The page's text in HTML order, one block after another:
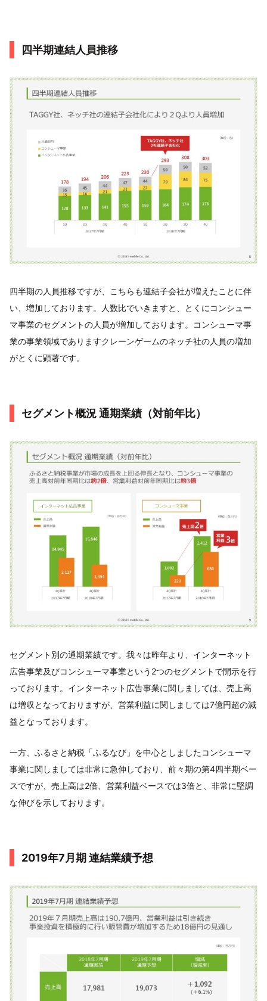
四半期連結人員推移
四半期の人員推移ですが、こちらも連結子会社が増えたことに伴
い、増加しております。人数比でいきますと、とくにコンシュー
マ事業のセグメントの人員が増加しております。コンシューマ事
業の事業領域でありますクレーンゲームのネッチ社の人員の増加
がとくに顕著です。
セグメント概況 通期業績（対前年比）
セグメント別の通期業績です。我々は昨年より、インターネット
広告事業及びコンシューマ事業という2つのセグメントで開示を行
っております。インターネット広告事業に関しましては、売上高
は増収となっておりますが、営業利益に関しましては7億円超の減
益となっております。
一方、ふるさと納税「ふるなび」を中心としましたコンシューマ
事業に関しましては非常に急伸しており、前々期の第4四半期ベー
スですが、売上高は2倍、営業利益ベースでは3倍と、非常に堅調
な伸びを示しております。
2019年7月期 連結業績予想